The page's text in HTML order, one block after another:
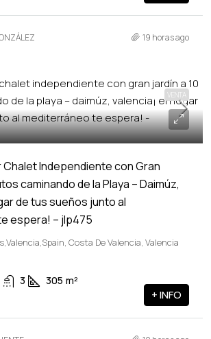
19 horas ago
VENTA
Independiente con Gran
caminando de la Playa – Daimúz,
de tus sueños junto al
espera! – jlp475
Costa De Valencia, Valencia
3 305 m²
+ INFO